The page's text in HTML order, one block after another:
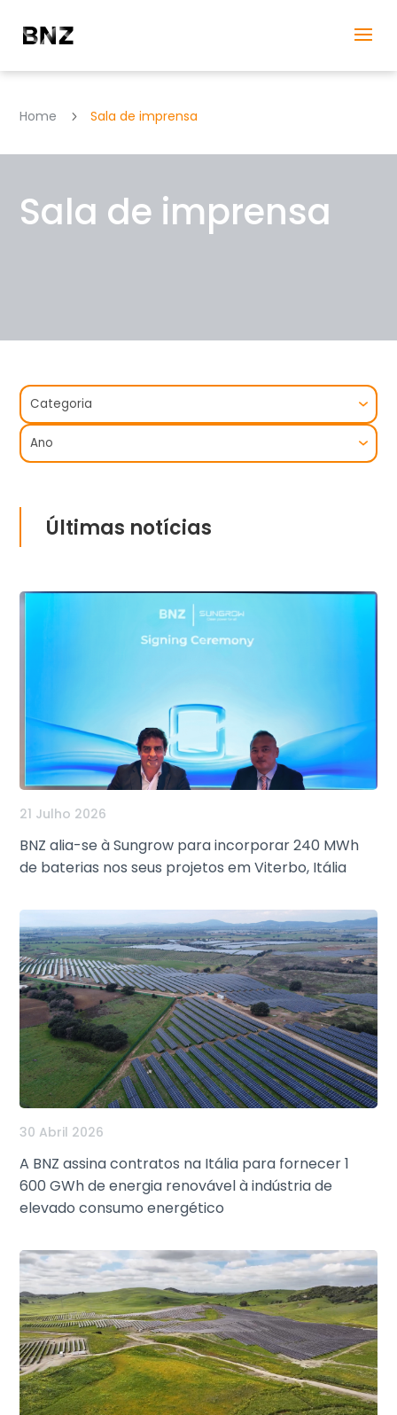
Home 5 Sala de imprensa
Sala de imprensa
Últimas notícias
21 Julho 2026
BNZ alia-se à Sungrow para incorporar 240 MWh
de baterias nos seus projetos em Viterbo, Itália
30 Abril 2026
A BNZ assina contratos na Itália para fornecer 1
600 GWh de energia renovável à indústria de
elevado consumo energético